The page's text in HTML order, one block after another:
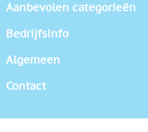
Aanbevolen categorieën
Bedrijfsinfo
Algemeen
Contact